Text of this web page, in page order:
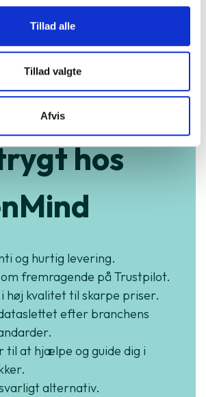
Tillad alle
Tillad valgte
Afvis
hos
og hurtig levering.
fremragende på Trustpilot.
høj kvalitet til skarpe priser.
efter branchens
til at hjælpe og guide dig i
alternativ.